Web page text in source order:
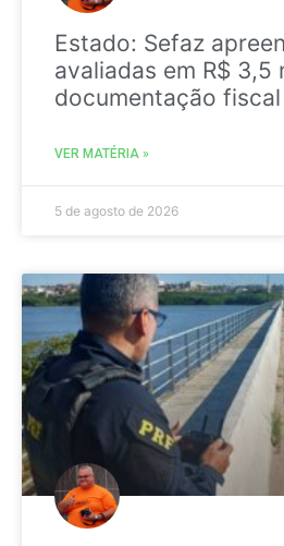
Estado: Sefaz
avaliadas em R$ 3,5
documentação fiscal
VER MATÉRIA »
5 de agosto de 2026